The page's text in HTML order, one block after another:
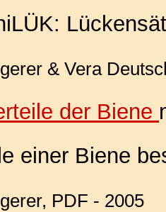
& Vera
der Biene
einer Biene
PDF - 2005